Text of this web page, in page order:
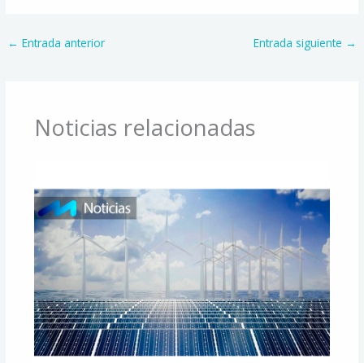
← Entrada anterior Entrada siguiente →
Noticias relacionadas